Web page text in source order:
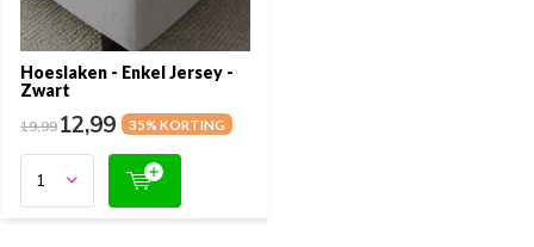
Hoeslaken - Enkel Jersey -
Zwart
19,9912,99 35% KORTING